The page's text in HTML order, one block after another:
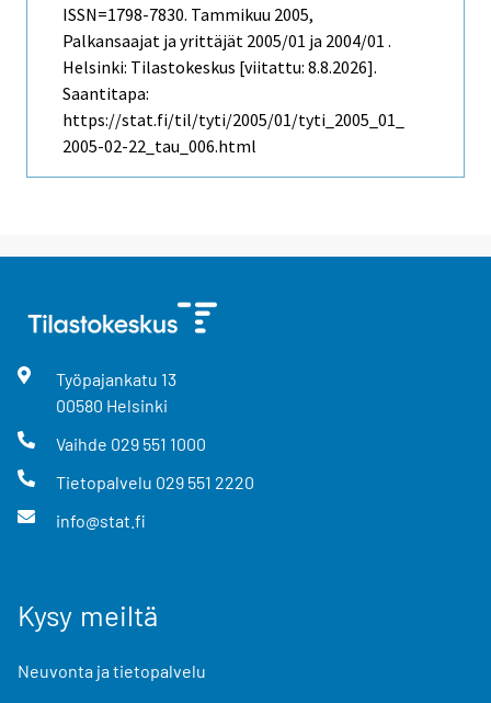
ISSN=1798-7830. Tammikuu 2005,
Palkansaajat ja yrittäjät 2005/01 ja 2004/01 .
Helsinki: Tilastokeskus [viitattu: 8.8.2026].
Saantitapa:
https://stat.fi/til/tyti/2005/01/tyti_2005_01_
2005-02-22_tau_006.html
Työpajankatu 13
00580 Helsinki
Vaihde 029 551 1000
Tietopalvelu 029 551 2220
info@stat.fi
Kysy meiltä
Neuvonta ja tietopalvelu